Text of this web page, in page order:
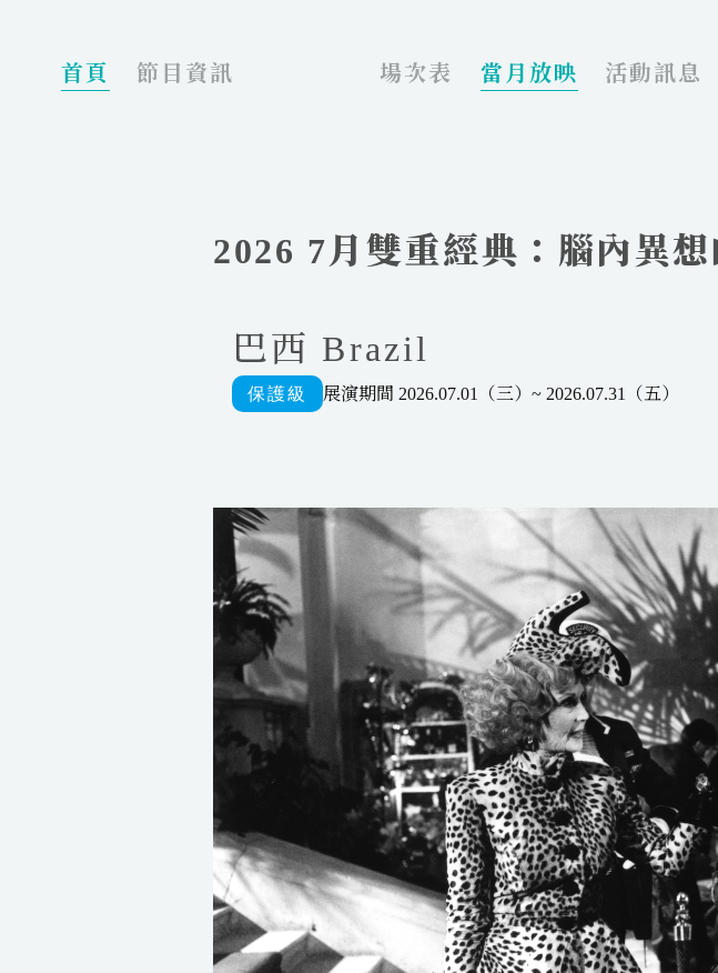
首頁 節目資訊 場次表 當月放映 活動訊息
2026 7月雙重經典：腦內異
巴西 Brazil
展演期間 2026.07.01（三）~ 2026.07.31（五）